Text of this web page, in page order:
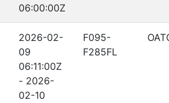
06:00:00Z
2026-02-
09
06:11:00Z
- 2026-
02-10
F095-
F285FL